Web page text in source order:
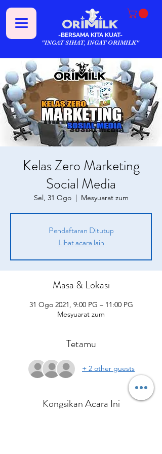
-BERSAMA KITA KUAT-
"INGAT SIHAT, INGAT ORIMILK"
Kelas Zero Marketing
Social Media
Sel, 31 Ogo
  |
Mesyuarat zum
Pendaftaran Ditutup
Lihat acara lain
Masa & Lokasi
31 Ogo 2021, 9:00 PG – 11:00 PG
Mesyuarat zum
Tetamu
+ 2 other guests
Kongsikan Acara Ini